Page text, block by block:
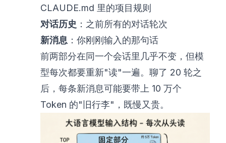
CLAUDE.md 里的项目规则
对话历史 ：之前所有的对话轮次
新消息 ：你刚刚输入的那句话
前两部分在同一个会话里几乎不变，但模
型每次都要重新"读"一遍。聊了 20 轮之
后，每条新消息可能要带上 10 万个
Token 的"旧行李"，既慢又贵。